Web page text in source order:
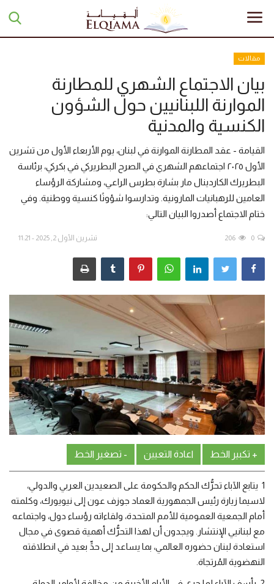
الرئيسية
تبرعات
أخبار
مقالات
منوعات
مجلة السراج
مقالات
بيان الاجتماع الشهري للمطارنة
الموارنة اللبنانيين حول الشؤون
الكنسية والمدنية
القيامة - عقد المطارنة الموارنة في لبنان، يوم الأربعاء الأول من تشرين
الأول ٢٠٢٥ اجتماعهم الشهري في الصرح البطريركي في بكركي، برئاسة
البطريرك الكاردينال مار بشارة بطرس الراعي، ومشاركة الرؤساء
العامين للرهبانيات المارونية. وتدارسوا شؤونًا كنسية ووطنية. وفي
ختام الاجتماع أصدروا البيان التالي:
تشرين الأول 2, 2025 - 11:21 0
206
+ تكبير الخط اعادة التعيين - تصغير الخط
1 يتابع الآباء تحرُّك الحكم والحكومة على الصعيدين العربي والدولي،
لاسيما زيارة رئيس الجمهورية العماد جوزف عون إلى نيويورك، وكلمته
أمام الجمعية العمومية للأمم المتحدة، ولقاءاته رؤساء دول، واجتماعه
مع لبنانيي الإنتشار. ويجدون أن لهذا التحرُّك أهمية قصوى في مجال
استعادة لبنان حضوره العالمي، بما يساعد إلى حدٍّ بعيد في انطلاقته
النهضوية المُرتجاة